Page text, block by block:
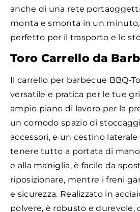
anche di una rete
monta e smonta in un
perfetto per il trasporto e lo
Toro Carrello da
Il carrello per barbecue BBQ-
versatile e pratica per le tue
ampio piano di lavoro per la
un comodo spazio di
accessori, e un cestino
tenere tutto a portata di
e alla maniglia, è facile da
riposizionare, mentre i freni
e sicurezza. Realizzato in
polvere, è robusto e durevole,